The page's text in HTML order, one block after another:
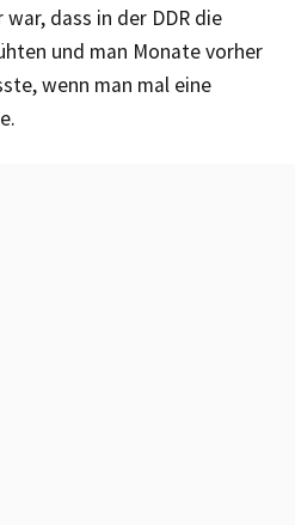
dass in der DDR die
und man Monate vorher
wenn man mal eine